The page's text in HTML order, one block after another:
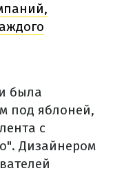
была
под яблоней,
с
Дизайнером